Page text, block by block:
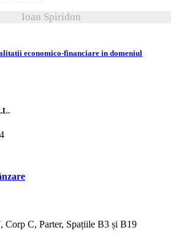
Ioan Spiridon
economico-financiare in domeniul
C, Parter, Spațiile B3 și B19